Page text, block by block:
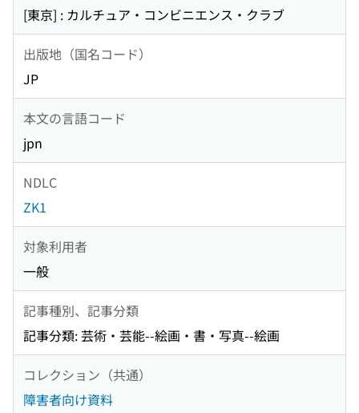
[東京] : カルチュア・コンビニエンス・クラブ
出版地（国名コード）
JP
本文の言語コード
jpn
NDLC
ZK1
対象利用者
一般
記事種別、記事分類
記事分類: 芸術・芸能--絵画・書・写真--絵画
コレクション（共通）
障害者向け資料